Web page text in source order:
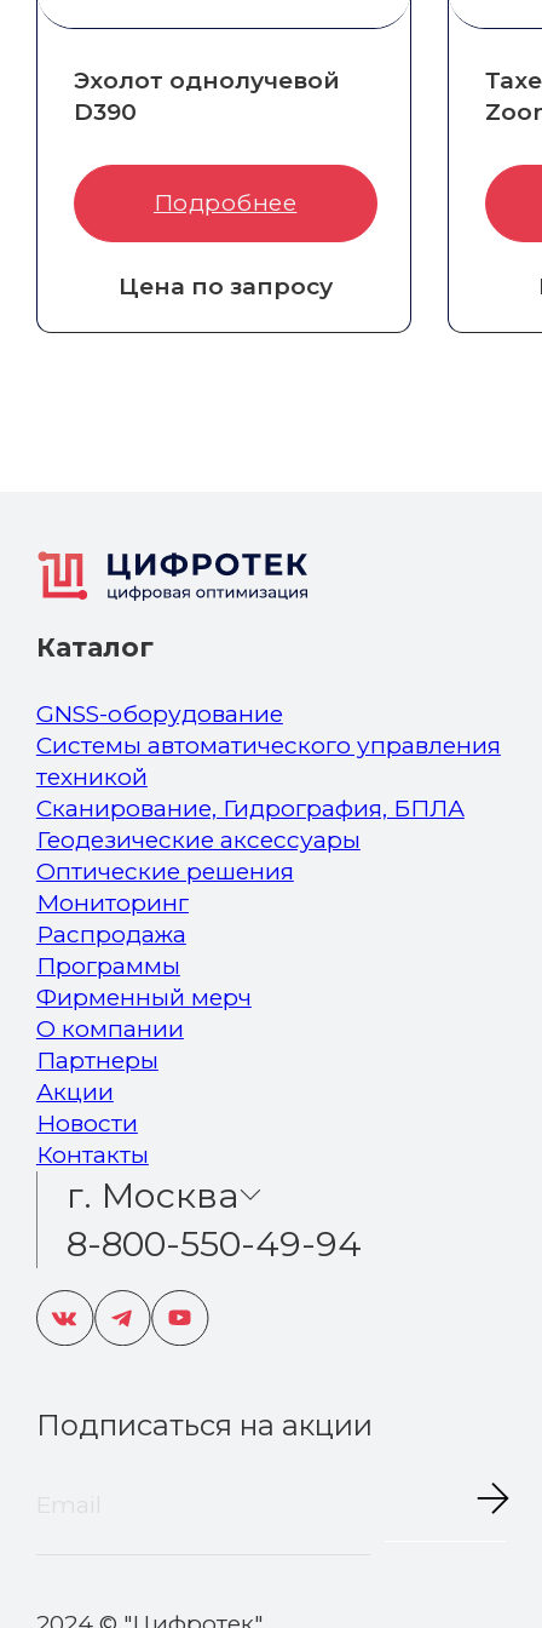
Эхолот однолучевой
D390
Артикул:
Подробнее
Цена по запросу
Каталог
GNSS-оборудование
Системы автоматического управления
техникой
Сканирование, Гидрография, БПЛА
Геодезические аксессуары
Оптические решения
Мониторинг
Распродажа
Программы
Фирменный мерч
О компании
Партнеры
Акции
Новости
Контакты
г. Москва
8-800-550-49-94
Подписаться на акции